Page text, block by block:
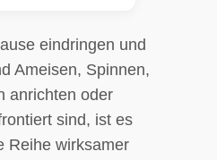
eindringen und
Ameisen, Spinnen,
anrichten oder
sind, ist es
Reihe wirksamer